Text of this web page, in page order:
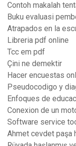
Contoh makalah
Buku evaluasi
Atrapados en la
Libreria pdf online
Tcc em pdf
Çini ne demektir
Hacer encuestas
Pseudocodigo y
Enfoques de
Conexion de un
Software service
Ahmet cevdet paşa